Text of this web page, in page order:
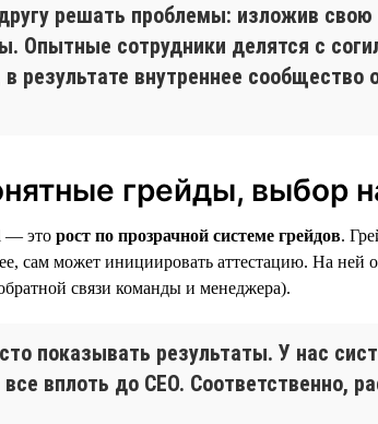
решать проблемы: изложив
Опытные сотрудники делятся с
результате внутреннее сообщество
грейды, выбор
— это рост по прозрачной системе грейдов.
сам может инициировать аттестацию. На
связи команды и менеджера).
показывать результаты. У нас
вплоть до CEO. Соответственно,